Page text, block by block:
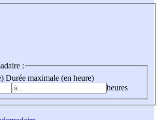
:
Durée maximale (en heure)
heures